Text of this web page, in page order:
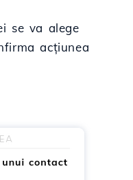
se va alege
acțiunea